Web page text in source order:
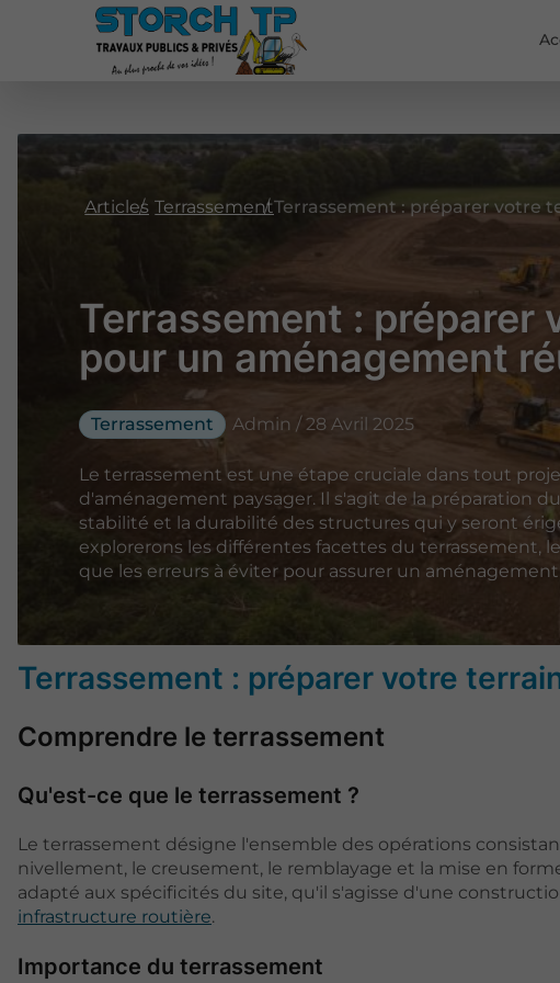
Articles Terrassement
Terrassement : préparer
pour un aménagement
Terrassement Admin / 28 Avril 2025
Le terrassement est une étape cruciale dans tout
d'aménagement paysager. Il s'agit de la préparation
stabilité et la durabilité des structures qui y seront
explorerons les différentes facettes du terrassement,
que les erreurs à éviter pour assurer un aménagement
Terrassement : préparer votre
Comprendre le terrassement
Qu'est-ce que le terrassement ?
Le terrassement désigne l'ensemble des opérations
nivellement, le creusement, le remblayage et la mise en
adapté aux spécificités du site, qu'il s'agisse d'une
infrastructure routière.
Importance du terrassement